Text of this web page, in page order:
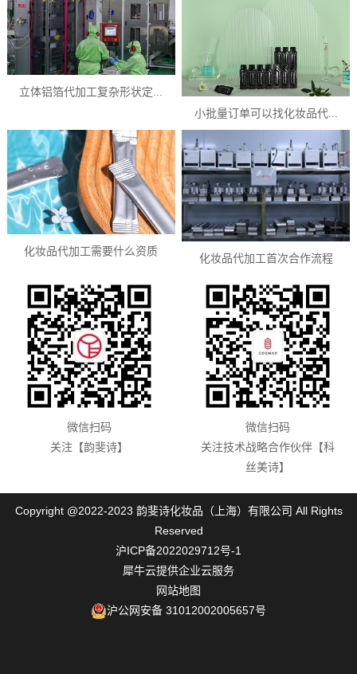
立体铝箔代加工复杂形状定...
小批量订单可以找化妆品代...
化妆品代加工需要什么资质
化妆品代加工首次合作流程
微信扫码
关注【韵斐诗】
微信扫码
关注技术战略合作伙伴【科
丝美诗】
Copyright @2022-2023 韵斐诗化妆品（上海）有限公司 All Rights
Reserved
沪ICP备2022029712号-1
犀牛云提供企业云服务
网站地图
沪公网安备 31012002005657号